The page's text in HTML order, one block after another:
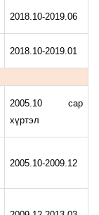
2018.10-2019.06
2018.10-2019.01
2005.10 сар
хүртэл
2005.10-2009.12